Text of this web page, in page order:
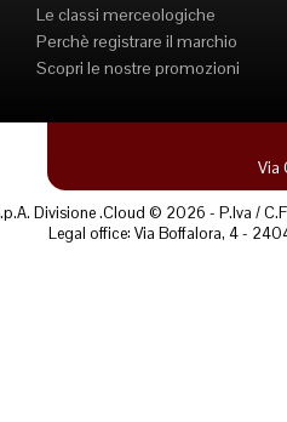
Le classi merceologiche
Perchè registrare il marchio
Scopri le nostre promozioni
Via
Divisione .Cloud © 2026 - P.Iva /
Legal office: Via Boffalora, 4 -